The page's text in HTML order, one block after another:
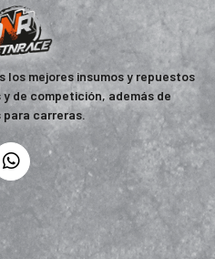
mejores insumos y repuestos
de competición, además de
carreras.